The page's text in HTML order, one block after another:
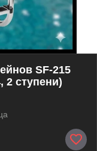
SF-215
2 ступени)